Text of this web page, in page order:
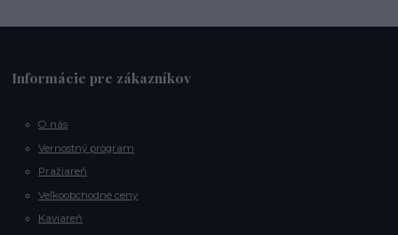
Informácie pre zákazníkov
O nás
Vernostný program
Pražiareň
Veľkoobchodné ceny
Kaviareň